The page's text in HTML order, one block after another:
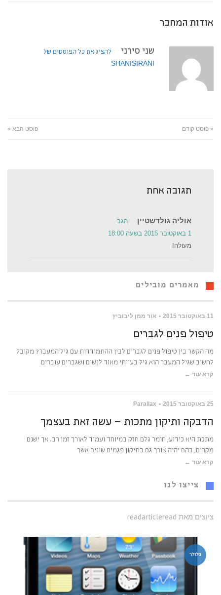
אודות המחבר
שני סירני
להציג את כל הפוסטים של
SHANISIRANI
« פוסט קודם פוסט הבא »
תגובה אחת
אוליה גולדשטיין
הגב
1 באוקטובר 2015 בשעה 18:00
מעולה!
מאמרים מובילים
11 באוקטובר 2015 אור ממן ליבוביץ
טיפול פנים לגברים
מה הקשר בין טיפול פנים לגברים לבין ההתמודדות עם גיל המעבר? מקובל
לחשוב שגיל המעבר הוא גיל בעייתי מאוד לנשים ושגברים עוברים
קרא עוד ←
25 באוקטובר 2015 Parallax
הדבקה ותיקון מתכות – עשה זאת בעצמך
מתכת היא כידוע, חומר גלם חזק במיוחד ועמיד לאורך זמן רב. אך ישנם
מקרים, בהם יהיה צורך גם בתיקון פגמים שונים אשר
קרא עוד ←
צייצו לנו
ציוצים מאת readarticleread
סלולר